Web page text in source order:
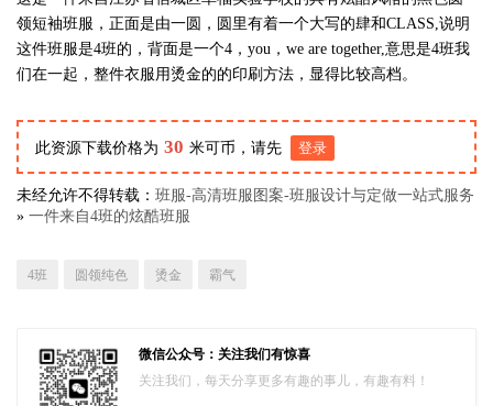
领短袖班服，正面是由一圆，圆里有着一个大写的肆和CLASS,说明
这件班服是4班的，背面是一个4，you，we are together,意思是4班我
们在一起，整件衣服用烫金的的印刷方法，显得比较高档。
此资源下载价格为 30 米可币，请先 登录
未经允许不得转载： 班服-高清班服图案-班服设计与定做一站式服务
» 一件来自4班的炫酷班服
4班 圆领纯色 烫金 霸气
微信公众号：关注我们有惊喜
关注我们，每天分享更多有趣的事儿，有趣有料！